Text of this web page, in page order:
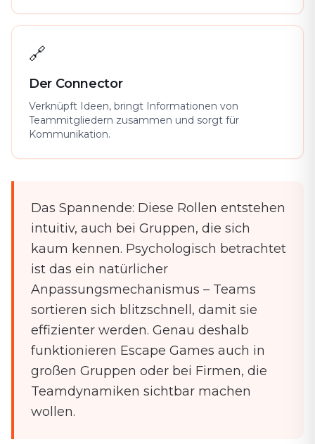
🔗
Der Connector
Verknüpft Ideen, bringt Informationen von
Teammitgliedern zusammen und sorgt für
Kommunikation.
Das Spannende: Diese Rollen entstehen
intuitiv, auch bei Gruppen, die sich
kaum kennen. Psychologisch betrachtet
ist das ein natürlicher
Anpassungsmechanismus – Teams
sortieren sich blitzschnell, damit sie
effizienter werden. Genau deshalb
funktionieren Escape Games auch in
großen Gruppen oder bei Firmen, die
Teamdynamiken sichtbar machen
wollen.